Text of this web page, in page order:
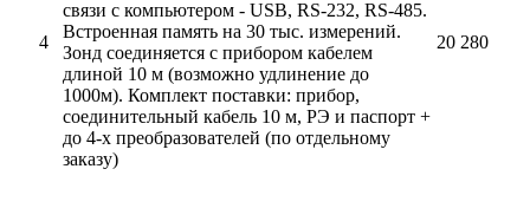
4
связи с компьютером - USB, RS-232, RS-485.
Встроенная память на 30 тыс. измерений.
Зонд соединяется с прибором кабелем
длиной 10 м (возможно удлинение до
1000м). Комплект поставки: прибор,
соединительный кабель 10 м, РЭ и паспорт +
до 4-х преобразователей (по отдельному
заказу)
20 280